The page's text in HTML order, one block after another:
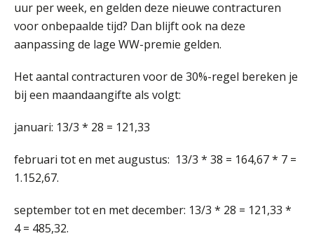
uur per week, en gelden deze nieuwe contracturen
voor onbepaalde tijd? Dan blijft ook na deze
aanpassing de lage WW-premie gelden.
Het aantal contracturen voor de 30%-regel bereken je
bij een maandaangifte als volgt:
januari: 13/3 * 28 = 121,33
februari tot en met augustus: 13/3 * 38 = 164,67 * 7 =
1.152,67.
september tot en met december: 13/3 * 28 = 121,33 *
4 = 485,32.
AUG
Summercourse Impact en invloed van AI op de salarisverwerking (basis)
MOCuitgevers
27
AUG
MOCuitgevers
28
AUG
Opfriscursus VPS (NIRPA PE)